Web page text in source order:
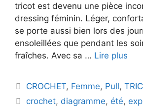
tricot est devenu une pièce
dressing féminin. Léger,
se porte aussi bien lors des
ensoleillées que pendant les
fraîches. Avec sa … Lire plus
Catégories
CROCHET, Femme, Pull,
Étiquettes
crochet, diagramme, été,